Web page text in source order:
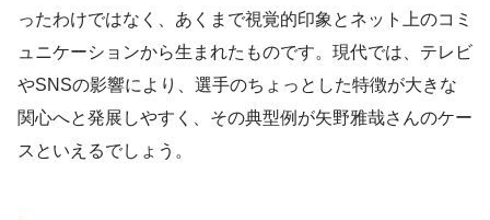
ったわけではなく、あくまで視覚的印象とネット上のコミ
ュニケーションから生まれたものです。現代では、テレビ
やSNSの影響により、選手のちょっとした特徴が大きな
関心へと発展しやすく、その典型例が矢野雅哉さんのケー
スといえるでしょう。